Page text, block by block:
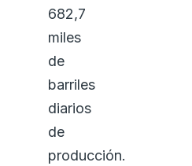
682,7
miles
de
barriles
diarios
de
producción.